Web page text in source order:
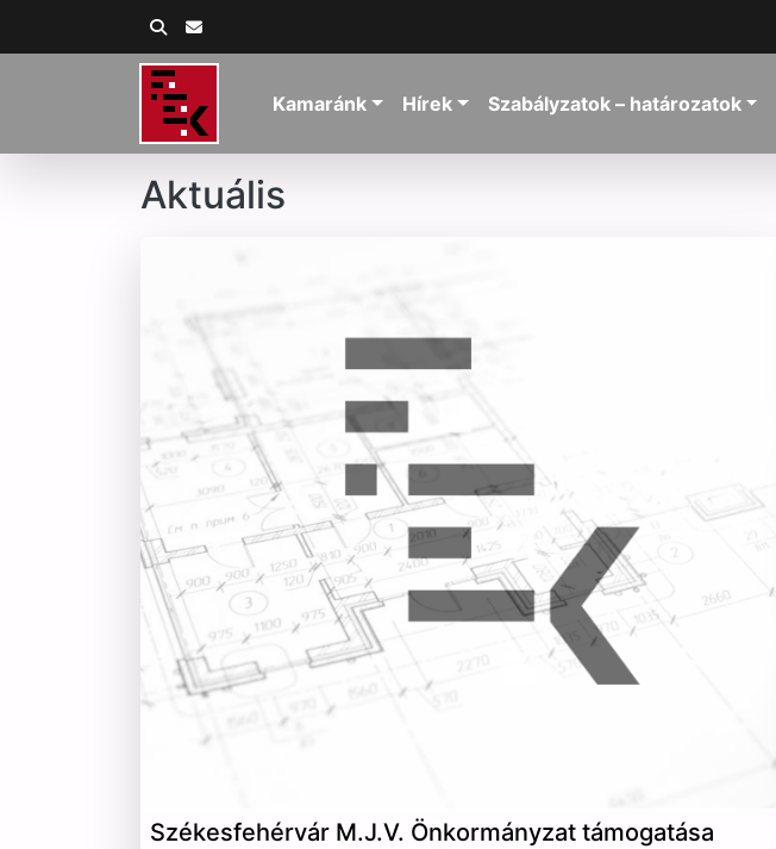
Kamaránk Hírek Szabályzatok – határozatok
Aktuális
Székesfehérvár M.J.V. Önkormányzat támogatása